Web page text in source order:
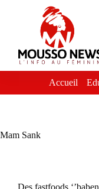
Accueil
Mam Sank
Des fastfoods